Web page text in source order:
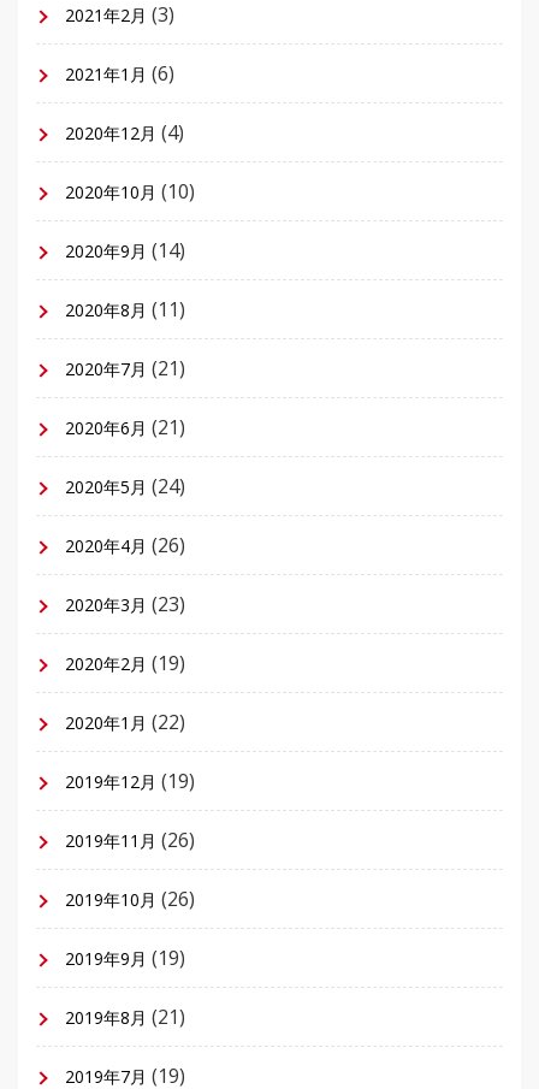
2021年2月 (3)
2021年1月 (6)
2020年12月 (4)
2020年10月 (10)
2020年9月 (14)
2020年8月 (11)
2020年7月 (21)
2020年6月 (21)
2020年5月 (24)
2020年4月 (26)
2020年3月 (23)
2020年2月 (19)
2020年1月 (22)
2019年12月 (19)
2019年11月 (26)
2019年10月 (26)
2019年9月 (19)
2019年8月 (21)
2019年7月 (19)